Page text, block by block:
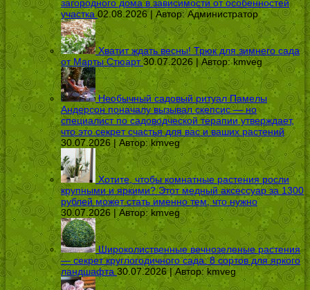
загородного дома в зависимости от особенностей
участка 02.08.2026 | Автор:Администратор
Хватит ждать весны! Трюк для зимнего сада
от Марты Стюарт 30.07.2026 | Автор:kmveg
Необычный садовый ритуал Памелы
Андерсон поначалу вызывал скепсис — но
специалист по садоводческой терапии утверждает,
что это секрет счастья для вас и ваших растений
30.07.2026 | Автор:kmveg
Хотите, чтобы комнатные растения росли
крупными и яркими? Этот медный аксессуар за 1300
рублей может стать именно тем, что нужно
30.07.2026 | Автор:kmveg
Широколиственные вечнозеленые растения
— секрет круглогодичного сада: 8 сортов для яркого
ландшафта 30.07.2026 | Автор:kmveg